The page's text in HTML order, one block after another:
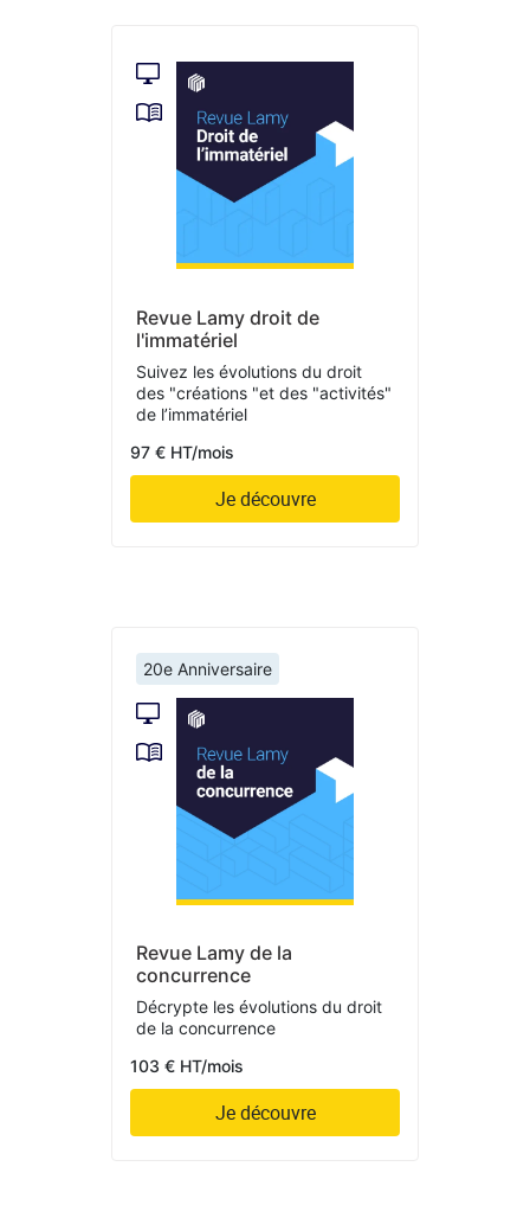
Revue Lamy droit de
l'immatériel
Suivez les évolutions du droit
des "créations "et des "activités"
de l’immatériel
97 € HT/mois
Je découvre
20e Anniversaire
Revue Lamy de la
concurrence
Décrypte les évolutions du droit
de la concurrence
103 € HT/mois
Je découvre